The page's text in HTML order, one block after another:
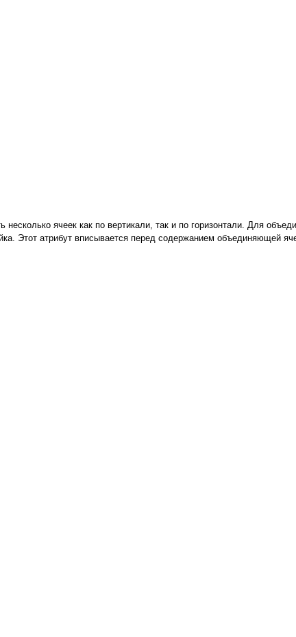
ячеек как по вертикали, так и по горизонтали. Для
Этот атрибут вписывается перед содержанием объединяющей